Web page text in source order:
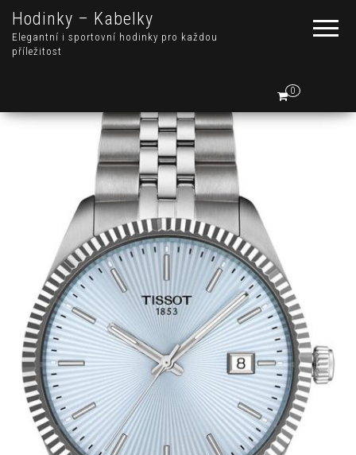
Hodinky – Kabelky
Elegantní i sportovní hodinky pro každou
příležitost
0